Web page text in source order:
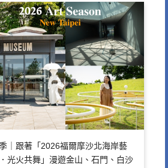
｜跟著「2026福爾摩沙北海岸藝
光火共舞」漫遊金山、石門、白沙